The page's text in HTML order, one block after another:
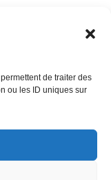
de traiter des
ou les ID uniques sur